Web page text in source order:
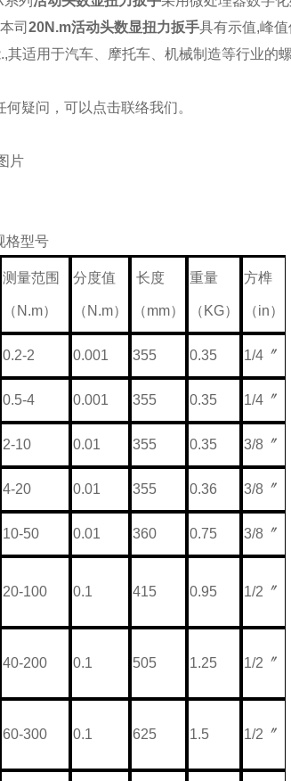
本司 20N.m活动头数显扭力扳手具有示值,峰
,其适用于汽车、摩托车、机械制造等行业的
何疑问，可以点击联络我们。
片
格型号
测量范围
（N.m）
分度值
（N.m）
长度
（mm）
重量
（KG）
方榫
（in）
0.2-2 0.001 355 0.35 1/4〞
0.5-4 0.001 355 0.35 1/4〞
2-10 0.01 355 0.35 3/8〞
4-20 0.01 355 0.36 3/8〞
10-50 0.01 360 0.75 3/8〞
20-100 0.1 415 0.95 1/2〞
40-200 0.1 505 1.25 1/2〞
60-300 0.1 625 1.5 1/2〞